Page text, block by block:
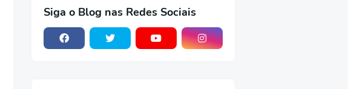
Siga o Blog nas Redes Sociais